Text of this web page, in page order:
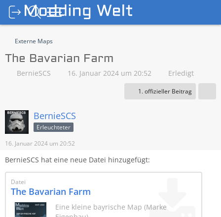
Externe Maps
The Bavarian Farm
BernieSCS 16. Januar 2024 um 20:52 Erledigt
1. offizieller Beitrag
BernieSCS
Erleuchteter
16. Januar 2024 um 20:52
BernieSCS hat eine neue Datei hinzugefügt:
Datei
The Bavarian Farm
Eine kleine bayrische Map (Marke